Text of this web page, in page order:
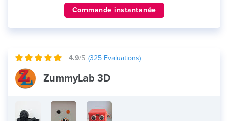
Commande instantanée
4.9/5 (325 Evaluations)
ZummyLab 3D